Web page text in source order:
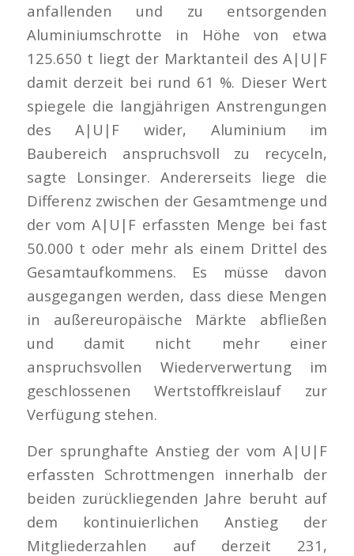
anfallenden und zu entsorgenden
Aluminiumschrotte in Höhe von etwa
125.650 t liegt der Marktanteil des A|U|F
damit derzeit bei rund 61 %. Dieser Wert
spiegele die langjährigen Anstrengungen
des A|U|F wider, Aluminium im
Baubereich anspruchsvoll zu recyceln,
sagte Lonsinger. Andererseits liege die
Differenz zwischen der Gesamtmenge und
der vom A|U|F erfassten Menge bei fast
50.000 t oder mehr als einem Drittel des
Gesamtaufkommens. Es müsse davon
ausgegangen werden, dass diese Mengen
in außereuropäische Märkte abfließen
und damit nicht mehr einer
anspruchsvollen Wiederverwertung im
geschlossenen Wertstoffkreislauf zur
Verfügung stehen.
Der sprunghafte Anstieg der vom A|U|F
erfassten Schrottmengen innerhalb der
beiden zurückliegenden Jahre beruht auf
dem kontinuierlichen Anstieg der
Mitgliederzahlen auf derzeit 231,